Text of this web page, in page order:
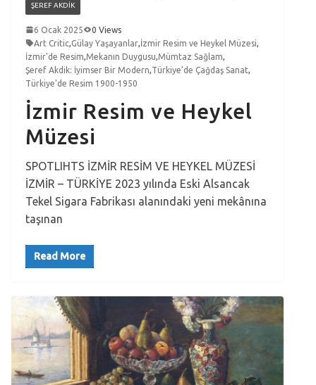
ŞEREF AKDIK
6 Ocak 2025
0 Views
Art Critic,Gülay Yaşayanlar,İzmir Resim ve Heykel Müzesi,
İzmir'de Resim,Mekanın Duygusu,Mümtaz Sağlam,
Şeref Akdik: İyimser Bir Modern,Türkiye’de Çağdaş Sanat,
Türkiye'de Resim 1900-1950
İzmir Resim ve Heykel
Müzesi
SPOTLIHTS İZMİR RESİM VE HEYKEL MÜZESİ
İZMİR – TÜRKİYE 2023 yılında Eski Alsancak
Tekel Sigara Fabrikası alanındaki yeni mekânına
taşınan
Read More